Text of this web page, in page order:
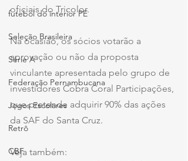
futebol do interior PE
Seleção Brasileira
Série A
Federação Pernambucana
Jogos Escolares
Retrô
CBF
oficiais do Tricolor.
Na ocasião, os sócios votarão a
aprovação ou não da proposta
vinculante apresentada pelo grupo de
investidores Cobra Coral Participações,
que pretende adquirir 90% das ações
da SAF do Santa Cruz.
Veja também: